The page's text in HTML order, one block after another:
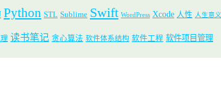
Python STL Sublime Swift WordPress Xcode 人性 人生意义
读书笔记 贪心算法 软件体系结构 软件工程 软件项目管理